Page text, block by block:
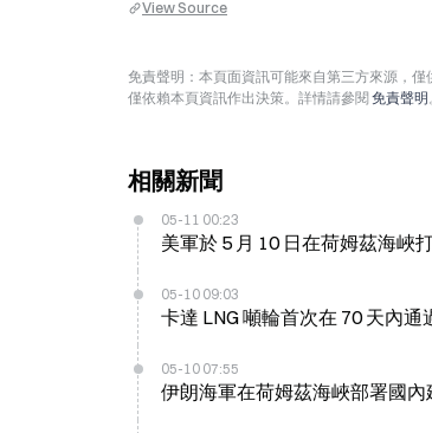
View Source
免責聲明：本頁面資訊可能來自第三方來源，
僅依賴本頁資訊作出決策。詳情請參閱 免責聲明
相關新聞
05-11 00:23
美軍於 5 月 10 日在荷姆茲海峽
05-10 09:03
卡達 LNG 噸輪首次在 70 天內通
05-10 07:55
伊朗海軍在荷姆茲海峽部署國